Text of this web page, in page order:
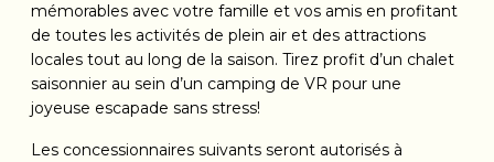
mémorables avec votre famille et vos amis en profitant
de toutes les activités de plein air et des attractions
locales tout au long de la saison. Tirez profit d’un chalet
saisonnier au sein d’un camping de VR pour une
joyeuse escapade sans stress!
Les concessionnaires suivants seront autorisés à